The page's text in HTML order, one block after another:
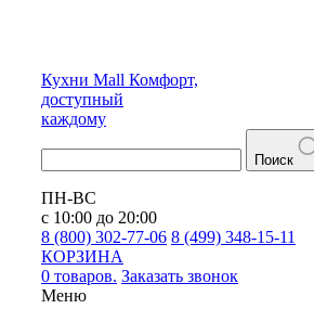
Кухни Mall Комфорт,
доступный
каждому
Поиск
ПН-ВС
с 10:00 до 20:00
8 (800) 302-77-06 8 (499) 348-15-11
КОРЗИНА
0 товаров. Заказать звонок
Меню